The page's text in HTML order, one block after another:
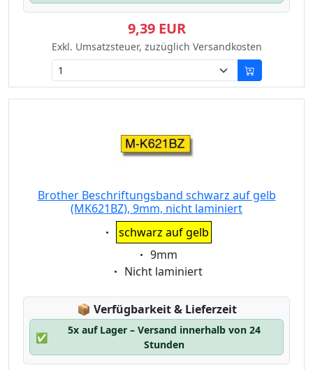
9,39 EUR
Exkl. Umsatzsteuer, zuzüglich Versandkosten
Brother Beschriftungsband schwarz auf gelb
(MK621BZ), 9mm, nicht laminiert
Eigenschaft:
schwarz auf gelb
Eigenschaft:
9mm
Eigenschaft:
Nicht laminiert
📦 Lagerstatus:
Verfügbarkeit & Lieferzeit
✅
5x auf Lager – Versand innerhalb von 24
Stunden